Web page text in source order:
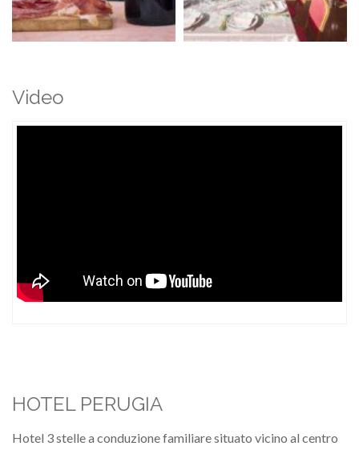
Video
HOTEL PERUGIA
Hotel 3 stelle a conduzione familiare situato vicino al centro